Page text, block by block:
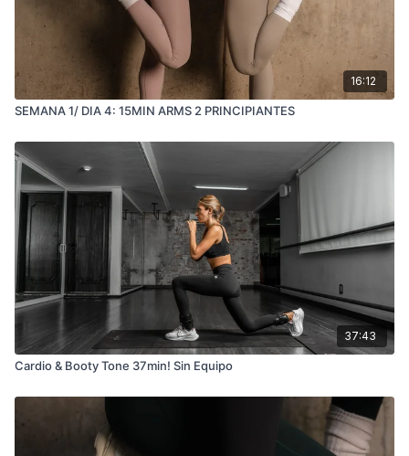
16:12
SEMANA 1/ DIA 4: 15MIN ARMS 2 PRINCIPIANTES
37:43
Cardio & Booty Tone 37min! Sin Equipo